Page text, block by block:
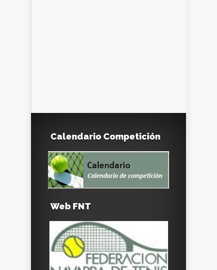
Calendario Competición
Web FNT